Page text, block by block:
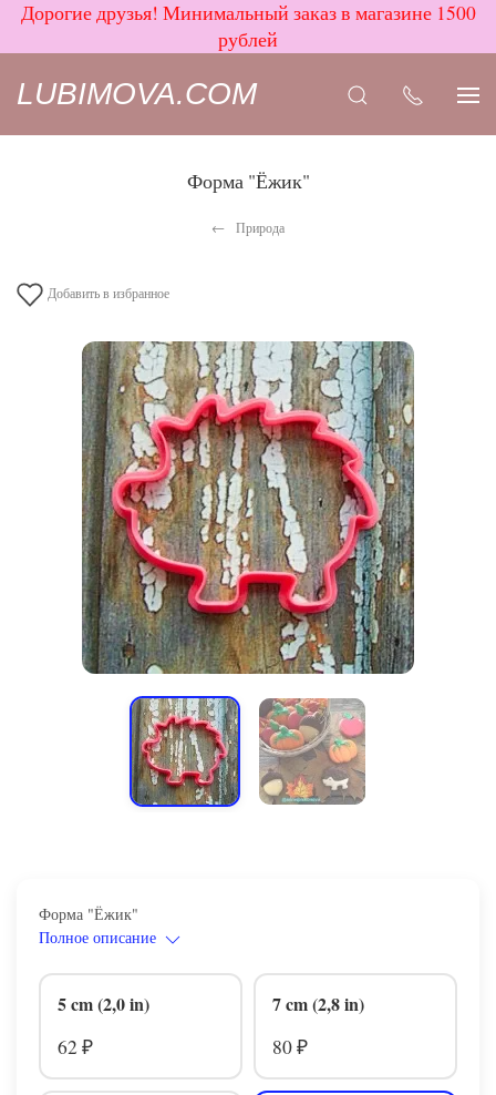
Дорогие друзья! Минимальный заказ в магазине 1500
рублей
LUBIMOVA.COM
Форма "Ёжик"
Природа
Добавить в избранное
Форма "Ёжик"
Полное описание
5 cm (2,0 in)
62 ₽
7 cm (2,8 in)
80 ₽